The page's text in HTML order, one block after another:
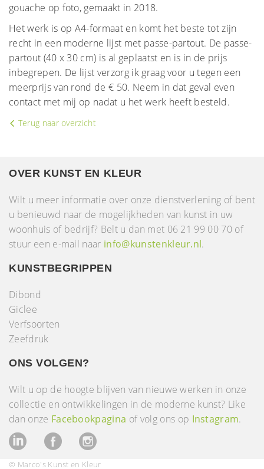
gouache op foto, gemaakt in 2018.
Het werk is op A4-formaat en komt het beste tot zijn
recht in een moderne lijst met passe-partout. De passe-
partout (40 x 30 cm) is al geplaatst en is in de prijs
inbegrepen. De lijst verzorg ik graag voor u tegen een
meerprijs van rond de € 50. Neem in dat geval even
contact met mij op nadat u het werk heeft besteld.
Terug naar overzicht
OVER KUNST EN KLEUR
Wilt u meer informatie over onze dienstverlening of bent
u benieuwd naar de mogelijkheden van kunst in uw
woonhuis of bedrijf? Belt u dan met 06 21 99 00 70 of
stuur een e-mail naar info@kunstenkleur.nl.
KUNSTBEGRIPPEN
Dibond
Giclee
Verfsoorten
Zeefdruk
ONS VOLGEN?
Wilt u op de hoogte blijven van nieuwe werken in onze
collectie en ontwikkelingen in de moderne kunst? Like
dan onze Facebookpagina of volg ons op Instagram.
© Marco's Kunst en Kleur